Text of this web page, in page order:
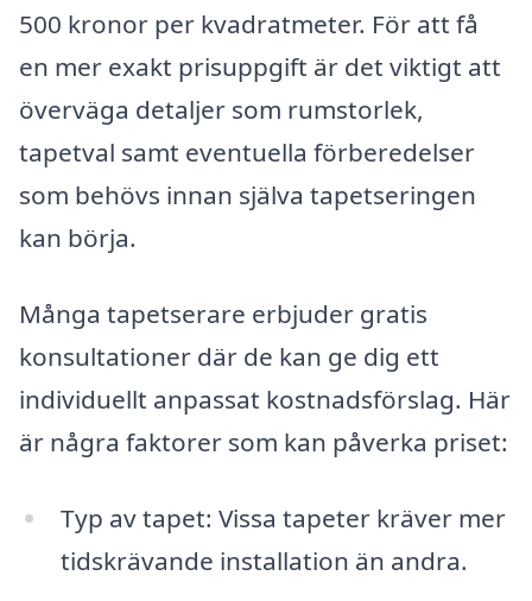
500 kronor per kvadratmeter. För att få
en mer exakt prisuppgift är det viktigt att
överväga detaljer som rumstorlek,
tapetval samt eventuella förberedelser
som behövs innan själva tapetseringen
kan börja.
Många tapetserare erbjuder gratis
konsultationer där de kan ge dig ett
individuellt anpassat kostnadsförslag. Här
är några faktorer som kan påverka priset:
Typ av tapet: Vissa tapeter kräver mer
tidskrävande installation än andra.